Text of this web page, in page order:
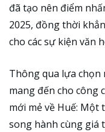
đã tạo nên điểm
2025, đồng thời
cho các sự kiện văn
Thông qua lựa chọn
mang đến cho công
mới mẻ về Huế:
song hành cùng giá